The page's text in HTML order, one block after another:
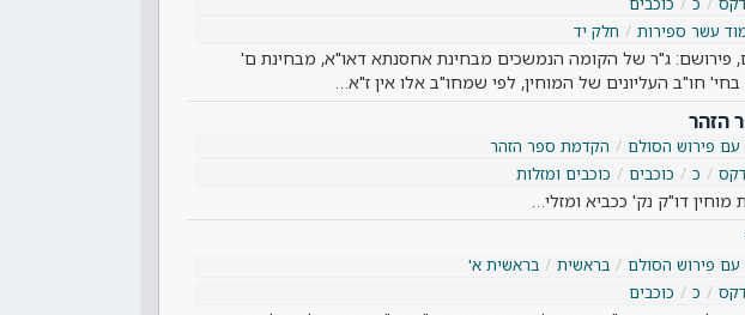
עשר ספירות חלק יד
פירושם: ג"ר של הקומה הנמשכים מבחינת אחסנתא דאו"א, מבחינת ם'
חו"ב העליונים של המוחין, לפי שמחו"ב אלו אין ז"א…
הזהר
עם פירוש הסולם
הקדמת ספר הזהר
כ כוכבים כוכבים ומזלות
מוחין דו"ק נק' ככביא ומזלי…
עם פירוש הסולם בראשית
בראשית א'
כ כוכבים